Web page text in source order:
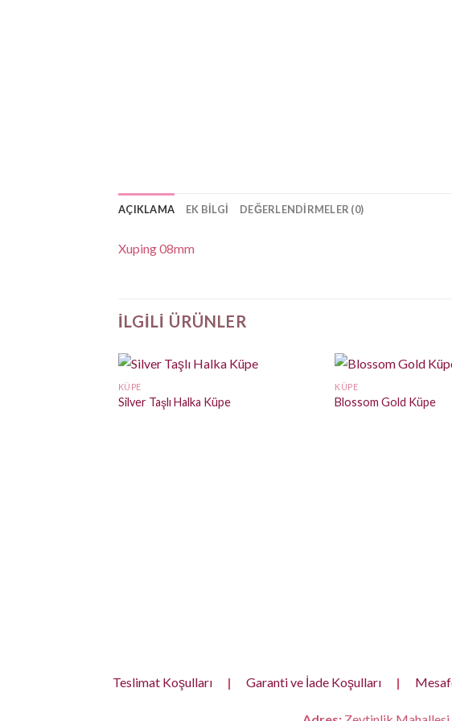
AÇIKLAMA EK BILGI DEĞERLENDIRMELER (0)
Xuping 08mm
İLGILI ÜRÜNLER
KÜPE
Silver Taşlı Halka Küpe
KÜPE
Blossom Gold Küpe
Teslimat Koşulları | Garanti ve İade Koşulları |